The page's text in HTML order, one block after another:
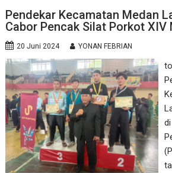
Pendekar Kecamatan Medan
Cabor Pencak Silat Porkot XIV
20 Juni 2024 YONAN FEBRIAN